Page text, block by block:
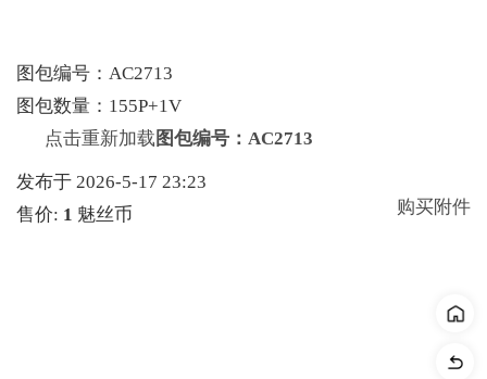
图包编号：AC2713
图包数量：155P+1V
点击重新加载 图包编号：AC2713
发布于 2026-5-17 23:23
售价: 1 魅丝币 购买附件